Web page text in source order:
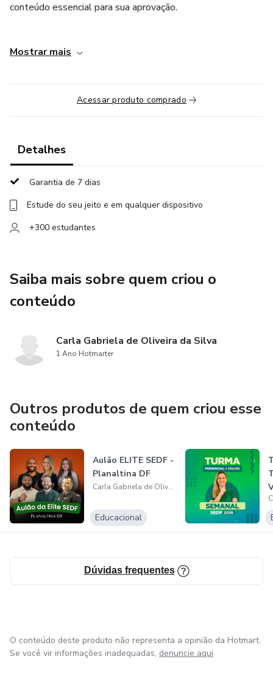
conteúdo essencial para sua aprovação.
para você revisar quando e quantas vezes quiser.
Garanta sua vaga e venha estudar com quem entende de
Mostrar mais
Acessar produto comprado
Detalhes
Garantia de 7 dias
Estude do seu jeito e em qualquer dispositivo
+300 estudantes
Saiba mais sobre quem criou o
conteúdo
Carla Gabriela de Oliveira da Silva
1 Ano Hotmarter
Outros produtos de quem criou esse
conteúdo
Aulão ELITE SEDF -
Planaltina DF
Carla Gabriela de Oliveira da Silva
Educacional
Dúvidas frequentes
O conteúdo deste produto não representa a opinião da Hotmart.
Se você vir informações inadequadas, denuncie aqui